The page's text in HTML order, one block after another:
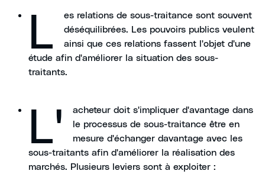
L
es relations de sous-traitance sont souvent
déséquilibrées. Les pouvoirs publics veulent
ainsi que ces relations fassent l'objet d'une
étude afin d'améliorer la situation des sous-
traitants.
L'
acheteur doit s'impliquer d'avantage dans
le processus de sous-traitance être en
mesure d'échanger davantage avec les
sous-traitants afin d'améliorer la réalisation des
marchés. Plusieurs leviers sont à exploiter :